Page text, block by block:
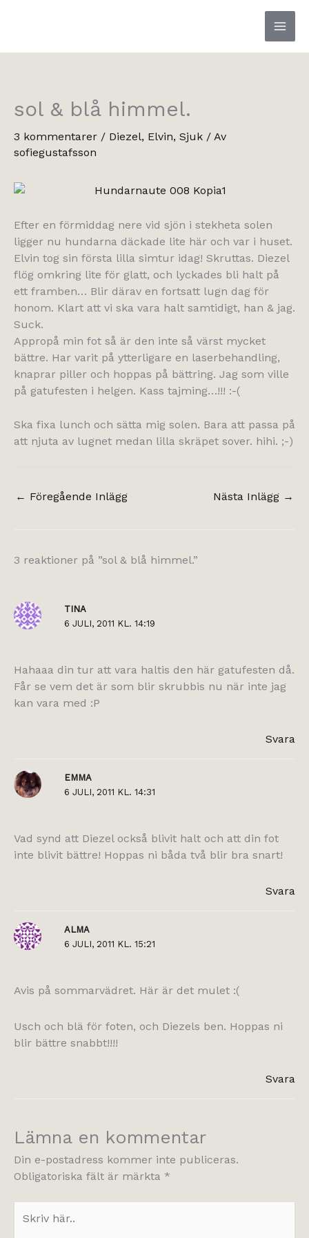
sol & blå himmel.
3 kommentarer / Diezel, Elvin, Sjuk / Av
sofiegustafsson
Efter en förmiddag nere vid sjön i stekheta solen
ligger nu hundarna däckade lite här och var i huset.
Elvin tog sin första lilla simtur idag! Skruttas. Diezel
flög omkring lite för glatt, och lyckades bli halt på
ett framben… Blir därav en fortsatt lugn dag för
honom. Klart att vi ska vara halt samtidigt, han & jag.
Suck.
Appropå min fot så är den inte så värst mycket
bättre. Har varit på ytterligare en laserbehandling,
knaprar piller och hoppas på bättring. Jag som ville
på gatufesten i helgen. Kass tajming…!!! :-(
Ska fixa lunch och sätta mig solen. Bara att passa på
att njuta av lugnet medan lilla skräpet sover. hihi. ;-)
← Föregående Inlägg Nästa Inlägg →
3 reaktioner på ”sol & blå himmel.”
TINA
6 JULI, 2011 KL. 14:19
Hahaaa din tur att vara haltis den här gatufesten då.
Får se vem det är som blir skrubbis nu när inte jag
kan vara med :P
Svara
EMMA
6 JULI, 2011 KL. 14:31
Vad synd att Diezel också blivit halt och att din fot
inte blivit bättre! Hoppas ni båda två blir bra snart!
Svara
ALMA
6 JULI, 2011 KL. 15:21
Avis på sommarvädret. Här är det mulet :(
Usch och blä för foten, och Diezels ben. Hoppas ni
blir bättre snabbt!!!!
Svara
Lämna en kommentar
Din e-postadress kommer inte publiceras.
Obligatoriska fält är märkta *
här..